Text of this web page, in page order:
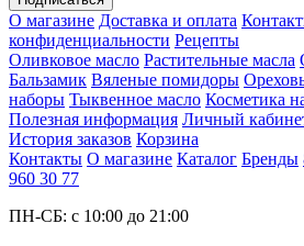
О магазине Доставка и оплата
конфиденциальности Рецепты
Оливковое масло Растительные масла
Бальзамик Вяленые помидоры
наборы Тыквенное масло Косметика
Полезная информация Личный
История заказов Корзина
Контакты О магазине Каталог Бренды
960 30 77
ПН-СБ: с 10:00 до 21:00